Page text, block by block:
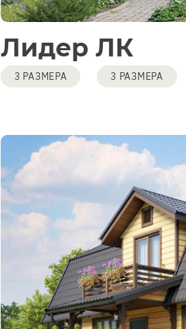
Лидер ЛК
3 РАЗМЕРА 3 РАЗМЕРА